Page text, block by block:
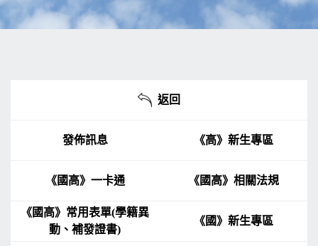
返回
發佈訊息 《高》新生專區
《國高》一卡通 《國高》相關法規
《國高》常用表單(學籍異
動、補發證書)
《國》新生專區